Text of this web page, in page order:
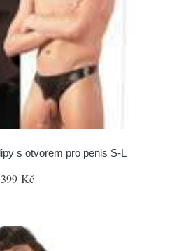
s otvorem pro penis S-L
399 Kč